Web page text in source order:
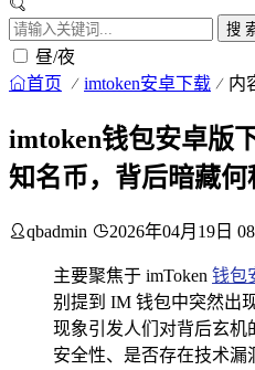
搜
昼/夜
首页 imtoken安卓下载 内
imtoken钱包安卓版
知名币，背后暗藏何
qbadmin 2026年04月19日
主要聚焦于 imToken 钱包
别提到 IM 钱包中突然出
现象引发人们对背后玄机
安全性、是否存在技术漏